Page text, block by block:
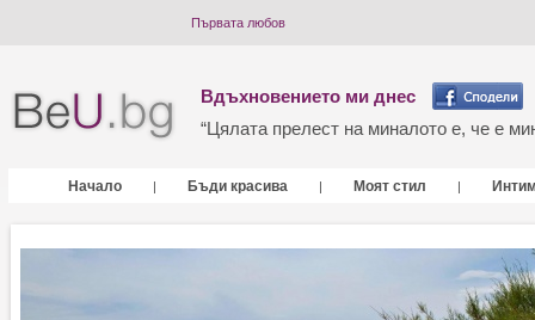
Първата любов
Вдъхновението ми днес
“Цялата прелест на миналото е, че е
Начало | Бъди красива | Моят стил |